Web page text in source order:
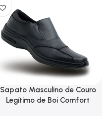
Sapato Masculino de Couro
Legítimo de Boi Comfort